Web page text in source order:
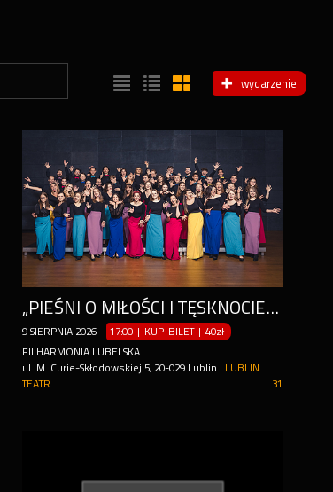
wydarzenie
„PIEŚNI O MIŁOŚCI I TĘSKNOCIE”. KONCERT POLSKIEGO NARODOWEGO CHÓRU MŁODZIEŻOWEGO
9 SIERPNIA 2026 - 17:00 | KUP-BILET |40zł
FILHARMONIA LUBELSKA
ul. M. Curie-Skłodowskiej 5, 20-029 Lublin
LUBLIN
31
TEATR